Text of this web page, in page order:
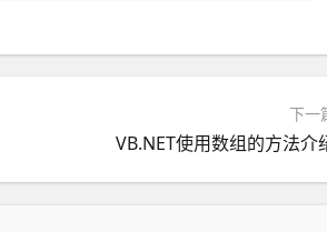
下一
VB.NET使用数组的方法介